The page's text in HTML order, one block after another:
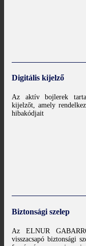
Digitális kijelző
Az aktív bojlerek
kijelzőt, amely
hibakódjait
Biztonsági szelep
Az ELNUR
visszacsapó biztonsági